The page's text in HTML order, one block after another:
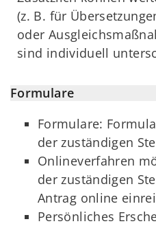
(z. B. für
oder
sind individuell
Formulare
Formulare:
der zuständigen
Onlineverfahren
der zuständigen
Antrag online
Persönliches